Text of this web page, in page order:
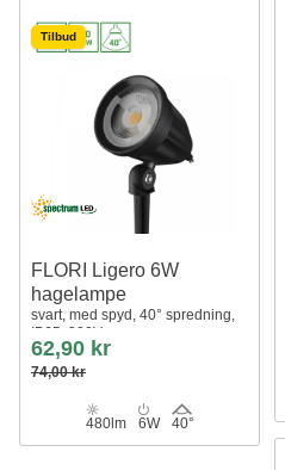
Tilbud
FLORI Ligero 6W
hagelampe
svart, med spyd, 40° spredning,
IP65, 230V
62,90 kr
74,00 kr
480lm 6W 40°